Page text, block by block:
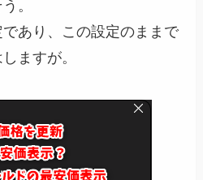
。
あり、この設定のままで
ますが。